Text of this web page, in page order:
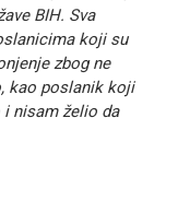
BIH. Sva
koji su
zbog ne
kao poslanik koji
nisam želio da